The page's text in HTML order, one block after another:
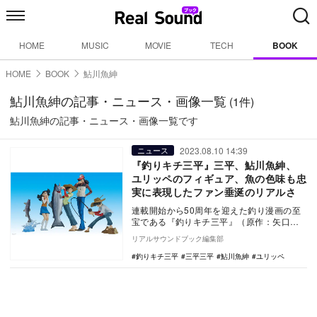
HOME MUSIC MOVIE TECH BOOK
HOME BOOK 鮎川魚紳
鮎川魚紳の記事・ニュース・画像一覧 (1件)
鮎川魚紳の記事・ニュース・画像一覧です
ニュース 2023.08.10 14:39
『釣りキチ三平』三平、鮎川魚紳、
ユリッペのフィギュア、魚の色味も忠
実に表現したファン垂涎のリアルさ
連載開始から50周年を迎えた釣り漫画の至
宝である『釣りキチ三平』（原作：矢口高
雄）。矢口高雄は2020年に残念ながら他界
したが、…
リアルサウンドブック編集部
釣りキチ三平
三平三平 鮎川魚紳 ユリッペ